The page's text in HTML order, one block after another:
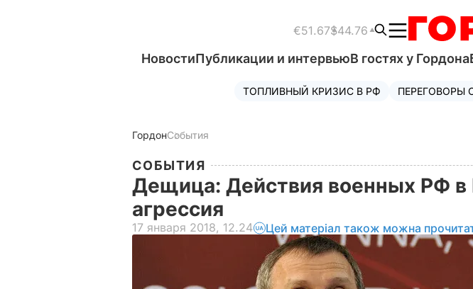
€51.67$44.76
НовостиПубликации и интервьюВ гостях у Гордона
ТОПЛИВНЫЙ КРИЗИС В РФ ПЕРЕГОВОРЫ
ГордонСобытия
СОБЫТИЯ
Дещица: Действия военных РФ
агрессия
17 января 2018, 12.24 Цей матеріал також можна